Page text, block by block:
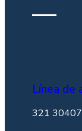
Línea de
321